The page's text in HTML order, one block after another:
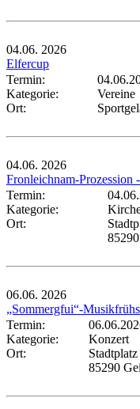
04.06. 2026
Elfercup
Termin:
Kategorie:
Vereine
Ort:
04.06. 2026
Fronleichnam-Prozession
Termin:
Kategorie:
Ort:
06.06. 2026
„Sommergfui“-
Termin:
Kategorie:
Konzert
Ort:
Stadtplatz
85290